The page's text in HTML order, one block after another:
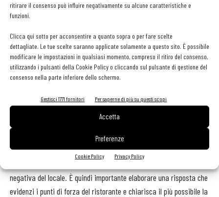
ritirare il consenso può influire negativamente su alcune caratteristiche e
funzioni.
Clicca qui sotto per acconsentire a quanto sopra o per fare scelte
dettagliate. Le tue scelte saranno applicate solamente a questo sito. È possibile
modificare le impostazioni in qualsiasi momento, compreso il ritiro del consenso,
utilizzando i pulsanti della Cookie Policy o cliccando sul pulsante di gestione del
consenso nella parte inferiore dello schermo.
Gestisci 1771 fornitori Per saperne di più su questi scopi
Accetta
Preferenze
Cookie Policy Privacy Policy
D. Qual è l’incidenza delle recensioni false o in malafede?
R. Secondo TripAdvisor, nel 2020 il 3,6% delle recensioni inviate
alla piattaforma era falso e 2 su 3 sono state intercettate prima di
essere pubblicate.
D. Che tipo di risposta deve dare il ristoratore a chi scrive
una recensione palesemente falsa?
R. Anche se una recensione è palesemente falsa, l’impatto su chi
legge dipende dal tenore e dalla cortesia della risposta. Implicare
negativa del locale. È quindi importante elaborare una risposta che
evidenzi i punti di forza del ristorante e chiarisca il più possibile la